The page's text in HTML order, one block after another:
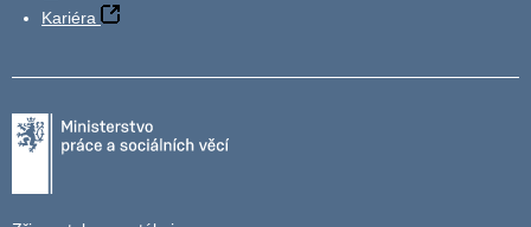
Kariéra